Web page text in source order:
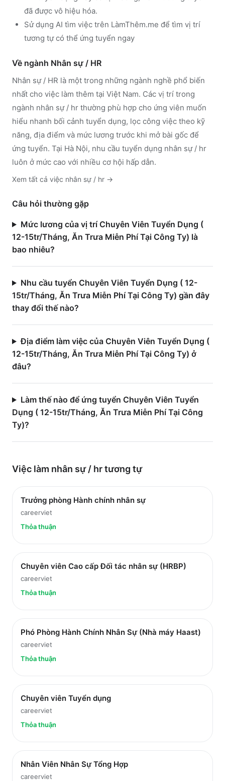
đã được vô hiệu hóa.
Sử dụng AI tìm việc trên LàmThêm.me để tìm vị trí
tương tự có thể ứng tuyển ngay
Về ngành Nhân sự / HR
Nhân sự / HR là một trong những ngành nghề phổ biến
nhất cho việc làm thêm tại Việt Nam. Các vị trí trong
ngành nhân sự / hr thường phù hợp cho ứng viên muốn
hiểu nhanh bối cảnh tuyển dụng, lọc công việc theo kỹ
năng, địa điểm và mức lương trước khi mở bài gốc để
ứng tuyển. Tại Hà Nội, nhu cầu tuyển dụng nhân sự / hr
luôn ở mức cao với nhiều cơ hội hấp dẫn.
Xem tất cả việc nhân sự / hr →
Câu hỏi thường gặp
Mức lương của vị trí Chuyên Viên Tuyển Dụng (
12-15tr/Tháng, Ăn Trưa Miễn Phí Tại Công Ty) là
bao nhiêu?
Nhu cầu tuyển Chuyên Viên Tuyển Dụng ( 12-
15tr/Tháng, Ăn Trưa Miễn Phí Tại Công Ty) gần đây
thay đổi thế nào?
Địa điểm làm việc của Chuyên Viên Tuyển Dụng (
12-15tr/Tháng, Ăn Trưa Miễn Phí Tại Công Ty) ở
đâu?
Làm thế nào để ứng tuyển Chuyên Viên Tuyển
Dụng ( 12-15tr/Tháng, Ăn Trưa Miễn Phí Tại Công
Ty)?
Việc làm nhân sự / hrtương tự
Trưởng phòng Hành chính nhân sự
careerviet
Thỏa thuận
Chuyên viên Cao cấp Đối tác nhân sự (HRBP)
careerviet
Thỏa thuận
Phó Phòng Hành Chính Nhân Sự (Nhà máy Haast)
careerviet
Thỏa thuận
Chuyên viên Tuyển dụng
careerviet
Thỏa thuận
Nhân Viên Nhân Sự Tổng Hợp
careerviet